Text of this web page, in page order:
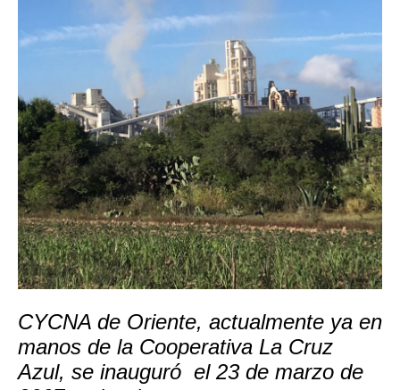
CYCNA de Oriente, actualmente ya en
manos de la Cooperativa La Cruz
Azul, se inauguró el 23 de marzo de